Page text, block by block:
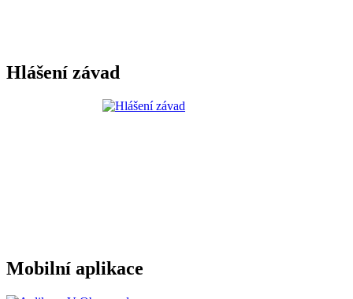
Hlášení závad
Mobilní aplikace